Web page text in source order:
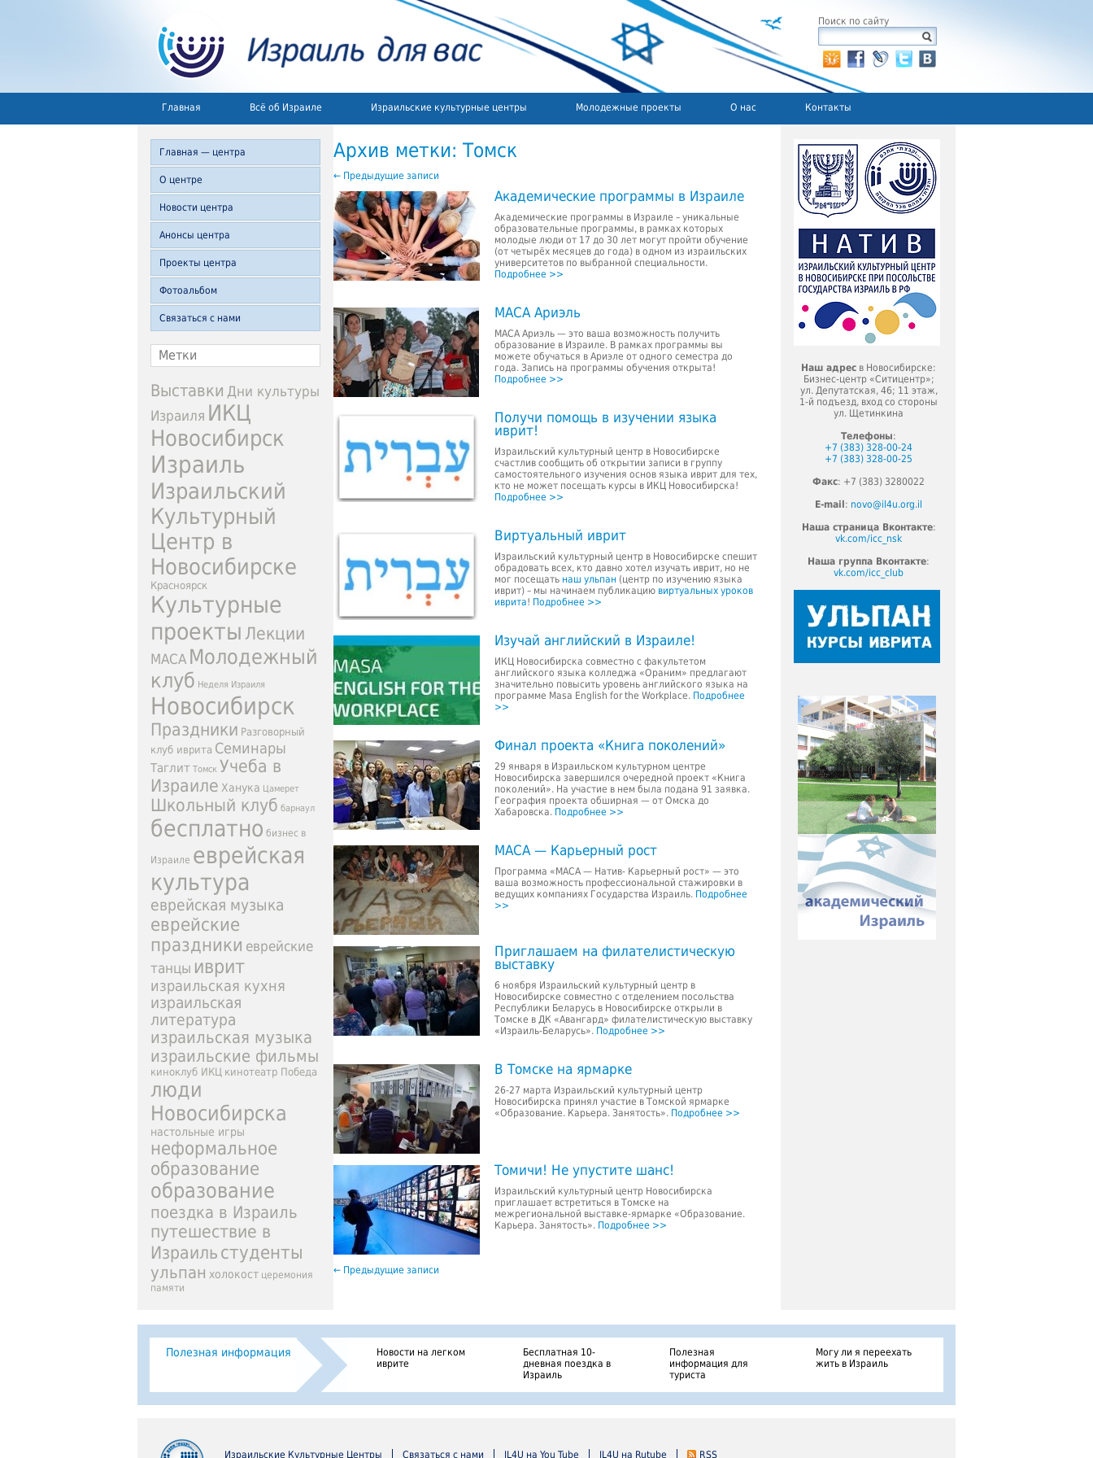
Поиск по сайту
Главная Всё об Израиле Израильские культурные центры Молодежные проекты О нас Контакты
Главная — центра
О центре
Новости центра
Анонсы центра
Проекты центра
Фотоальбом
Связаться с нами
Метки
Выставки Дни культуры
Израиля ИКЦ
Новосибирск
Израиль
Израильский
Культурный
Центр в
Новосибирске
Красноярск
Культурные
проекты Лекции
МАСА Молодежный
клуб Неделя Израиля
Новосибирск
Праздники Разговорный
клуб иврита Семинары
Таглит Томск Учеба в
Израиле Ханука Цамерет
Школьный клуб барнаул
бесплатно бизнес в
Израиле еврейская
культура
еврейская музыка
еврейские
праздники еврейские
танцы иврит
израильская кухня
израильская
литература
израильская музыка
израильские фильмы
киноклуб ИКЦ кинотеатр Победа
люди
Новосибирска
настольные игры
неформальное
образование
образование
поездка в Израиль
путешествие в
Израиль студенты
ульпан холокост церемония
памяти
Архив метки: Томск
← Предыдущие записи
Академические программы в Израиле
Академические программы в Израиле – уникальные
образовательные программы, в рамках которых
молодые люди от 17 до 30 лет могут пройти обучение
(от четырёх месяцев до года) в одном из израильских
университетов по выбранной специальности.
Подробнее >>
МАСА Ариэль
МАСА Ариэль — это ваша возможность получить
образование в Израиле. В рамках программы вы
можете обучаться в Ариэле от одного семестра до
года. Запись на программы обучения открыта!
Подробнее >>
Получи помощь в изучении языка
иврит!
Израильский культурный центр в Новосибирске
счастлив сообщить об открытии записи в группу
самостоятельного изучения основ языка иврит для тех,
кто не может посещать курсы в ИКЦ Новосибирска!
Подробнее >>
Виртуальный иврит
Израильский культурный центр в Новосибирске спешит
обрадовать всех, кто давно хотел изучать иврит, но не
мог посещать наш ульпан (центр по изучению языка
иврит) – мы начинаем публикацию виртуальных уроков
иврита! Подробнее >>
Изучай английский в Израиле!
ИКЦ Новосибирска совместно с факультетом
английского языка колледжа «Ораним» предлагают
значительно повысить уровень английского языка на
программе Masa English for the Workplace. Подробнее
>>
Финал проекта «Книга поколений»
29 января в Израильском культурном центре
Новосибирска завершился очередной проект «Книга
поколений». На участие в нем была подана 91 заявка.
География проекта обширная — от Омска до
Хабаровска. Подробнее >>
МАСА — Карьерный рост
Программа «МАСА — Натив- Карьерный рост» — это
ваша возможность профессиональной стажировки в
ведущих компаниях Государства Израиль. Подробнее
>>
Приглашаем на филателистическую
выставку
6 ноября Израильский культурный центр в
Новосибирске совместно с отделением посольства
Республики Беларусь в Новосибирске открыли в
Томске в ДК «Авангард» филателистическую выставку
«Израиль-Беларусь». Подробнее >>
В Томске на ярмарке
26-27 марта Израильский культурный центр
Новосибирска принял участие в Томской ярмарке
«Образование. Карьера. Занятость». Подробнее >>
Томичи! Не упустите шанс!
Израильский культурный центр Новосибирска
приглашает встретиться в Томске на
межрегиональной выставке-ярмарке «Образование.
Карьера. Занятость». Подробнее >>
← Предыдущие записи
Наш адрес в Новосибирске:
Бизнес-центр «Ситицентр»;
ул. Депутатская, 46; 11 этаж,
1-й подъезд, вход со стороны
ул. Щетинкина
Телефоны:
+7 (383) 328-00-24
+7 (383) 328-00-25
Факс: +7 (383) 3280022
E-mail : novo@il4u.org.il
Наша страница Вконтакте:
vk.com/icc_nsk
Наша группа Вконтакте:
vk.com/icc_club
Полезная информация
Новости на легком
иврите
Бесплатная 10-
дневная поездка в
Израиль
Полезная
информация для
туриста
Могу ли я переехать
жить в Израиль
Израильские Культурные Центры Связаться с нами IL4U на You Tube IL4U на Rutube RSS